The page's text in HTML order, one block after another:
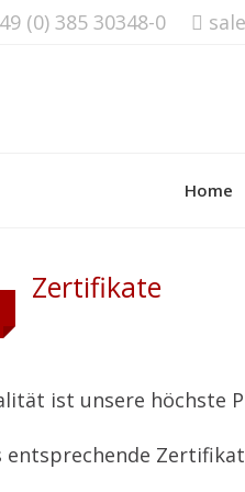
(0) 385 30348-0
Home
Zertifikate
ist unsere höchste
entsprechende